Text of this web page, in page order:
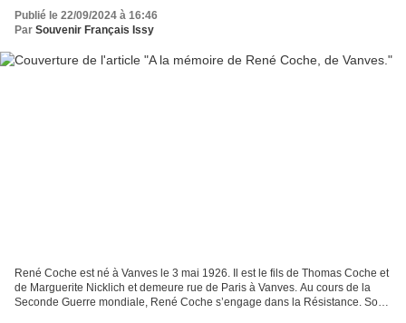
Publié le 22/09/2024 à 16:46
Par Souvenir Français Issy
René Coche est né à Vanves le 3 mai 1926. Il est le fils de Thomas Coche et
de Marguerite Nicklich et demeure rue de Paris à Vanves. Au cours de la
Seconde Guerre mondiale, René Coche s’engage dans la Résistance. Son